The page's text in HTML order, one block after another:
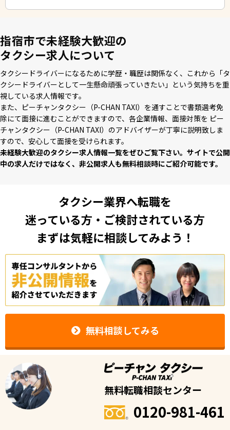
指宿市で未経験大歓迎の
タクシー求人について
タクシードライバーになるために学歴・職歴は関係なく、これから「タ
クシードライバーとして⼀⽣懸命頑張っていきたい」という気持ちを重
視している求⼈情報です。
また、ピーチャンタクシー（P-CHAN TAXI）を通すことで書類選考免
除にて⾯接に進むことができますので、各企業情報、⾯接対策を ピー
チャンタクシー（P-CHAN TAXI）のアドバイザーが丁寧に説明致しま
すので、安⼼して⾯接を受けられます。
未経験⼤歓迎のタクシー求⼈情報⼀覧をぜひご覧下さい。サイトで公開
中の求⼈だけではなく、⾮公開求⼈も無料相談時にご紹介可能です。
タクシー業界へ転職を
迷っている方・ご検討されている方
まずは気軽に相談してみよう！
無料相談してみる
無料転職相談センター
0120-981-461